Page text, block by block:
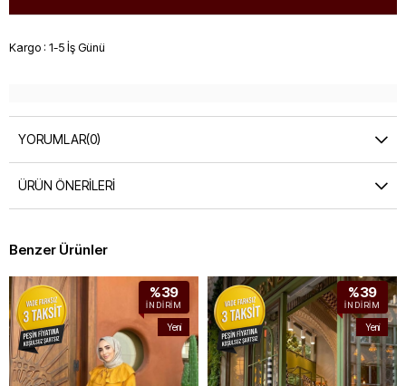
Kargo : 1-5 İş Günü
YORUMLAR(0)
ÜRÜN ÖNERILERI
Benzer Ürünler
%39
İNDIRIM
Yeni
%39
İNDIRIM
Yeni
Ürün